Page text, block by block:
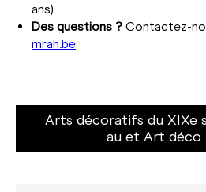
ans)
Des questions ? Contactez-
mrah.be
Arts décoratifs du XIXe
au et Art déco